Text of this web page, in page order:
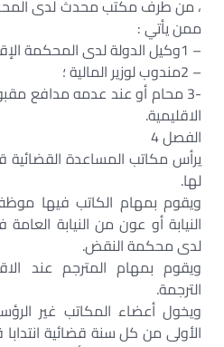
، من طرف مكتب محدث لدى
ممن يأتي :
– 1وكيل الدولة لدى المحكمة الإقليمية أو نائبه ؛
– 2مندوب لوزير المالية ؛
-3 محام أو عند عدمه مدافع
الاقليمية.
الفصل 4
يرأس مكاتب المساعدة القضائية
لها.
ويقوم بمهام الكاتب فيها
النيابة أو عون من النيابة
لدى محكمة النقض.
ويقوم بمهام المترجم عند
الترجمة.
ويخول أعضاء المكاتب غير
الأولى من كل سنة قضائية